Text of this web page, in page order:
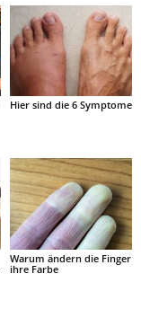
Hier sind die 6 Symptome
Warum ändern die Finger
ihre Farbe